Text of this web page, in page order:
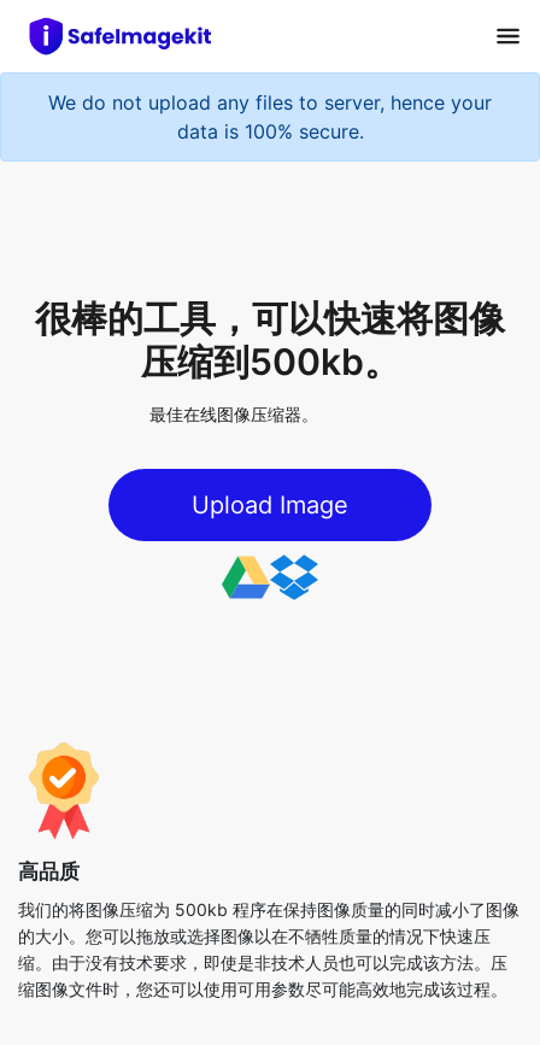
We do not upload any files to server, hence your
data is 100% secure.
最佳在线图像压缩器。
Upload Image
高品质
我们的将图像压缩为 500kb 程序在保持图像质量的同时减小了图像
的大小。您可以拖放或选择图像以在不牺牲质量的情况下快速压
缩。由于没有技术要求，即使是非技术人员也可以完成该方法。压